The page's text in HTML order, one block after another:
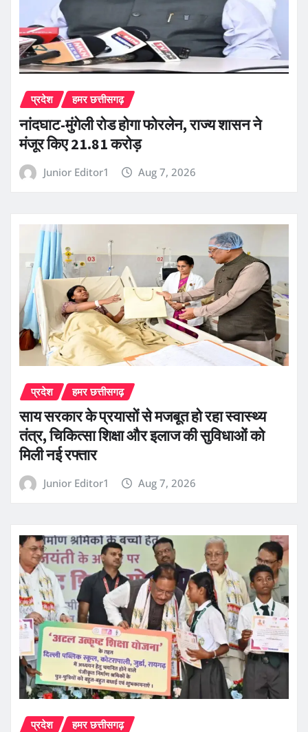
प्रदेश हमर छत्तीसगढ़
नांदघाट-मुंगेली रोड होगा फोरलेन, राज्य शासन ने
मंजूर किए 21.81 करोड़
Junior Editor1 Aug 7, 2026
प्रदेश हमर छत्तीसगढ़
साय सरकार के प्रयासों से मजबूत हो रहा स्वास्थ्य
तंत्र, चिकित्सा शिक्षा और इलाज की सुविधाओं को
मिली नई रफ्तार
Junior Editor1 Aug 7, 2026
प्रदेश हमर छत्तीसगढ़